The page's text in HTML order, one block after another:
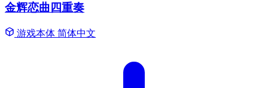
金辉恋曲四重奏
游戏本体 简体中文